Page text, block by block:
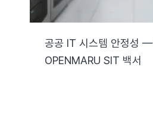
Search
공공 IT 시스템 안정성 —
OPENMARU SIT 백서